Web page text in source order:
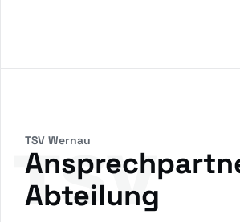
TSV
TSV Wernau
Abteilung